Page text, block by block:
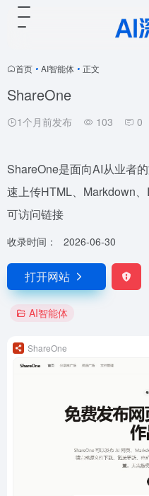
首页 • AI智能体 • 正文
ShareOne
1个月前发布 103 0
ShareOne是面向AI从业者
速上传HTML、Markdown
可访问链接
收录时间： 2026-06-30
打开网站
AI智能体
ShareOne